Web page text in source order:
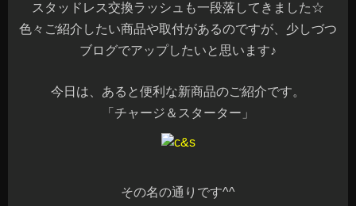
スタッドレス交換ラッシュも一段落してきました☆
色々ご紹介したい商品や取付があるのですが、少しづつ
ブログでアップしたいと思います♪
今日は、あると便利な新商品のご紹介です。
「チャージ＆スターター」
その名の通りです^^